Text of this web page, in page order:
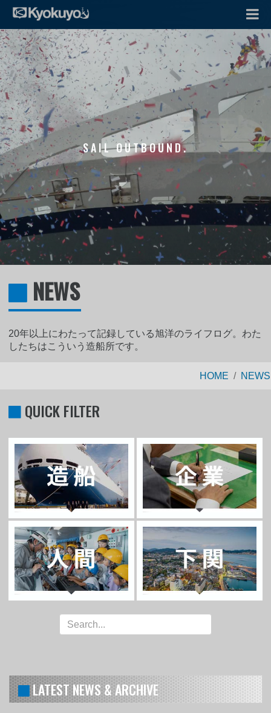
SAIL OUTBOUND.
NEWS
20年以上にわたって記録している旭洋のライフログ。わた
したちはこういう造船所です。
HOME NEWS
QUICK FILTER
LATEST NEWS & ARCHIVE